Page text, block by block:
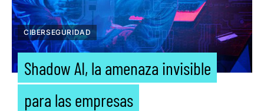
CIBERSEGURIDAD
Shadow AI, la amenaza invisible
para las empresas